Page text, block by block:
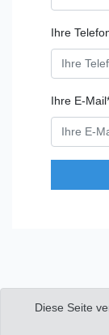
Ihre
Ihre E-
© 2026
Diese Seite